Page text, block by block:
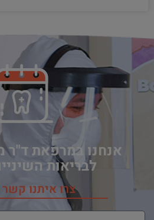
אנחנו במרפאת ד"ר
לבריאות
צרו איתנו